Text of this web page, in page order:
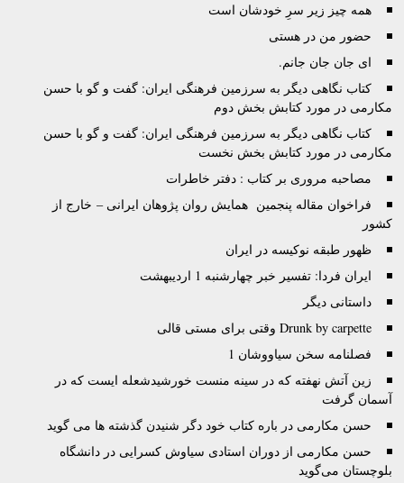
همه چیز زیر سرِ خودشان است
حضور من در هستی
اى جان جان جانم.
کتاب نگاهی دیگر به سرزمین فرهنگی ایران: گفت و گو با حسن
مکارمی در مورد کتابش بخش دوم
کتاب نگاهی دیگر به سرزمین فرهنگی ایران: گفت و گو با حسن
مکارمی در مورد کتابش بخش نخست
مصاحبه مروری بر کتاب : دفتر خاطرات
فراخوان مقاله پنجمین همایش روان پژوهان ایرانی – خارج از
کشور
ظهور طبقه نوکیسه در ایران
ایران فردا: تفسیر خبر چهارشنبه 1 اردیبهشت
داستانی دیگر
Drunk by carpette وقتى براى مستى قالى
فصلنامه سخن سیاووشان 1
زين آتش نهفته كه در سينه منست خورشيدشعله ايست كه در
آسمان گرفت
حسن مکارمی در باره کتاب خود دگر شنیدن گذشته ها می گوید
حسن مکارمی از دوران استادی سیاوش کسرایی در دانشگاه
بلوچستان می‌گوید